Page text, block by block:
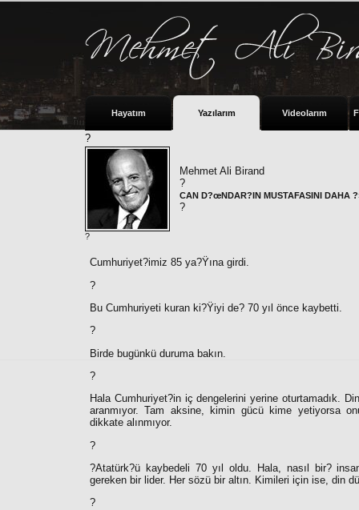
Hayatım Yazılarım Videolarım
?
Mehmet Ali Birand
?
CAN D?œNDAR?IN MUSTAFASINI DAHA
?
?
Cumhuriyet?imiz 85 ya?Ÿına girdi.
?
Bu Cumhuriyeti kuran ki?Ÿiyi de? 70 yıl önce kaybetti.
?
Birde bugünkü duruma bakın.
?
Hala Cumhuriyet?in iç dengelerini yerine oturtamadık.
aranmıyor. Tam aksine, kimin gücü kime yetiyorsa
dikkate alınmıyor.
?
?Atatürk?ü kaybedeli 70 yıl oldu. Hala, nasıl bir?
gereken bir lider. Her sözü bir altın. Kimileri için ise, din
?